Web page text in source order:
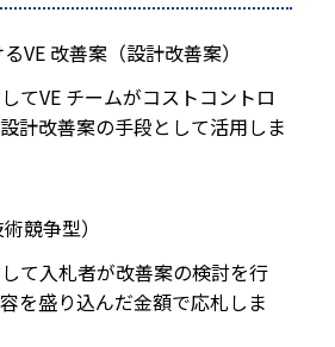
VE 改善案（設計改善案）
てVE チームがコストコントロ
計改善案の手段として活用しま
競争型）
て入札者が改善案の検討を行
を盛り込んだ金額で応札しま